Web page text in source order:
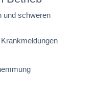
und schweren